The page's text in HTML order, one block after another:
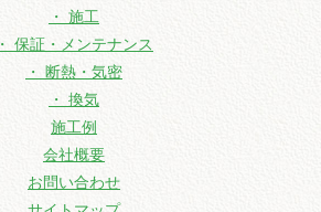
・ 施工
・ 保証・メンテナンス
・ 断熱・気密
・ 換気
施工例
会社概要
お問い合わせ